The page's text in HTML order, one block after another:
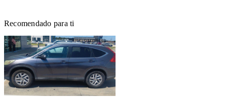
Recomendado para ti